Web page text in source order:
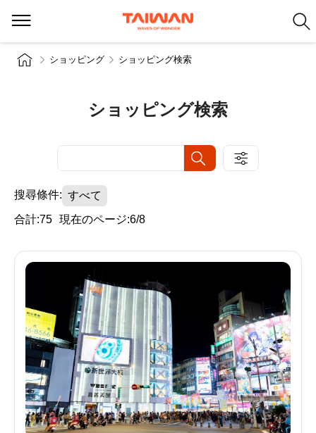
ショッピング ショッピング検索
ショッピング検索
搜尋條件: すべて
合計:75 現在のページ:6/8